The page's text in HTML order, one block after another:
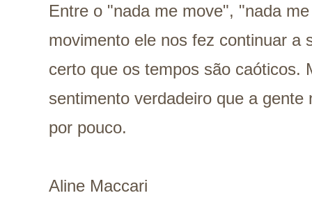
Entre o "nada me move", "nada
movimento ele nos fez continuar a
certo que os tempos são caóticos.
sentimento verdadeiro que a
por pouco.
Aline Maccari